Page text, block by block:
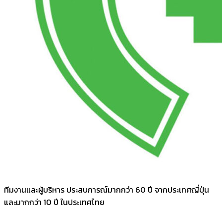
ทีมงานและผู้บริหาร ประสบการณ์มากกว่า 60 ปี จากประเทศญี่ปุ่น
และมากกว่า 10 ปี ในประเทศไทย